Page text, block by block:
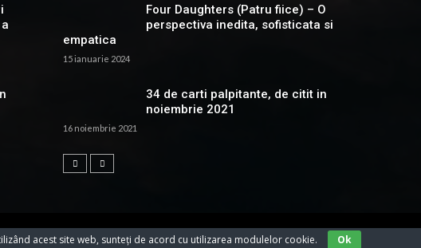
Four Daughters (Patru fiice) – O
perspectiva inedita, sofisticata si
empatica
15 ianuarie 2024
34 de carti palpitante, de citit in
noiembrie 2021
16 noiembrie 2021
acest site web, sunteți de acord cu utilizarea modulelor cookie. Ok